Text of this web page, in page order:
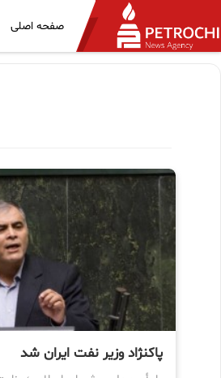
صفحه اصلی
پاکنژاد وزیر نفت ایران شد